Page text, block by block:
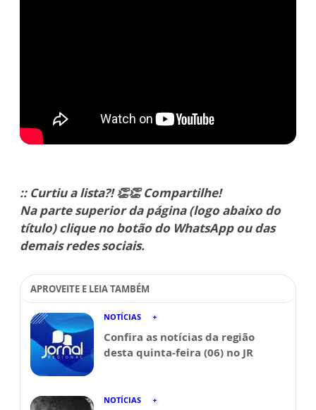
:: Curtiu a lista?! 👏👏 Compartilhe!
Na parte superior da página (logo abaixo do
título) clique no botão do WhatsApp ou das
demais redes sociais.
APROVEITE E LEIA TAMBÉM
NOTÍCIAS
Confira as notícias da região
desta quinta-feira (06) no JR
NOTÍCIAS